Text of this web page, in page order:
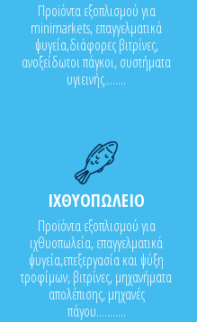
Προϊόντα εξοπλισμού για
minimarkets, επαγγελματικά
ψυγεία,διάφορες βιτρίνες,
ανοξείδωτοι πάγκοι, συστήματα
υγιεινής........
ΙΧΘΥΟΠΩΛΕΙΟ
Προϊόντα εξοπλισμού για
ιχθυοπωλεία, επαγγελματικά
ψυγεία,επεξεργασία και ψύξη
τροφίμων, βιτρίνες, μηχανήματα
απολέπισης, μηχανές
πάγου...........